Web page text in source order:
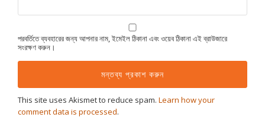
পরবর্তিতে ব্যবহারের জন্য আপনার নাম, ইমেইল ঠিকানা এবং ওয়েব ঠিকানা এই ব্রাউজারে
সংরক্ষণ করুন।
This site uses Akismet to reduce spam. Learn how your
comment data is processed.